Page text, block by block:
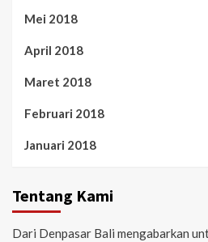
Mei 2018
April 2018
Maret 2018
Februari 2018
Januari 2018
Tentang Kami
Dari Denpasar Bali mengabarkan